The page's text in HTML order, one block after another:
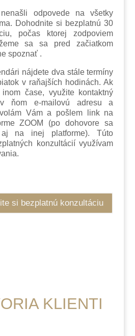
odpovede na všetky
Dohodnite si bezplatnú 30
počas ktorej zodpoviem
sa sa pred začiatkom
spoznať .
nájdete dva stále termíny
v raňajších hodinách. Ak
čase, využite kontaktný
ňom e-mailovú adresu a
Vám a pošlem link na
ZOOM (po dohovore sa
aj na inej platforme). Túto
konzultácií využívam
si bezplatnú konzultáciu
KLIENTI